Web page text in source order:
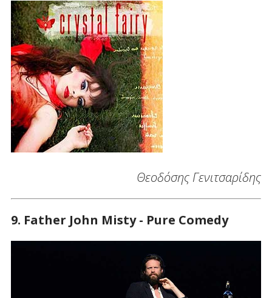
Θεοδόσης Γενιτσαρίδης
9. Father John Misty - Pure Comedy